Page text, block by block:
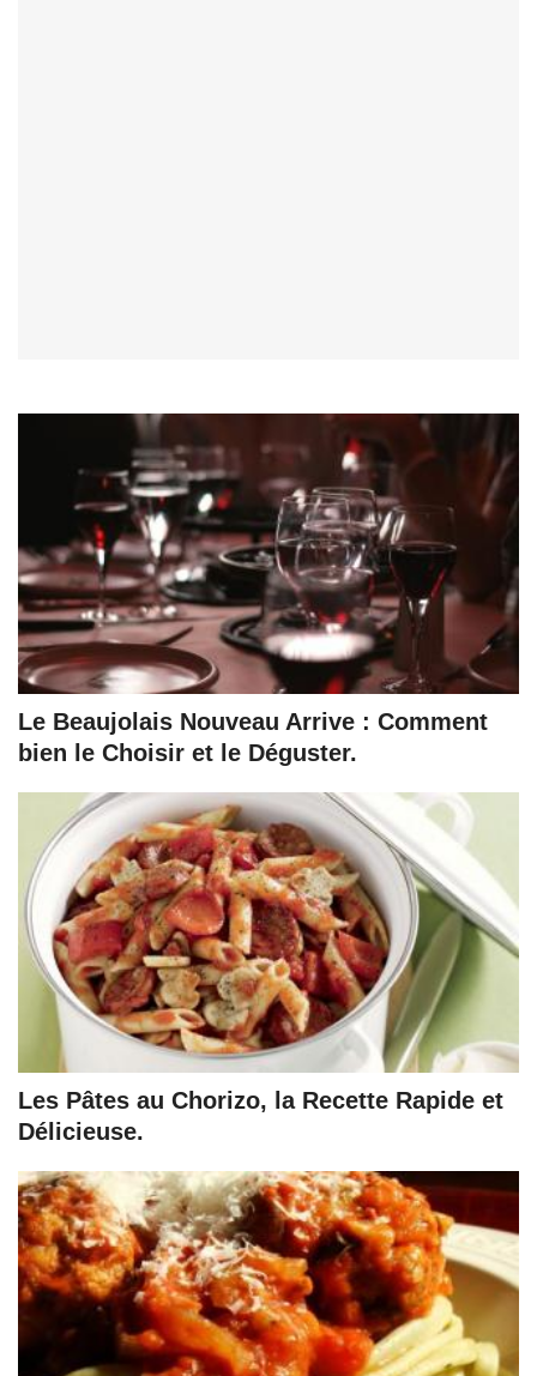
Le Beaujolais Nouveau Arrive : Comment
bien le Choisir et le Déguster.
Les Pâtes au Chorizo, la Recette Rapide et
Délicieuse.